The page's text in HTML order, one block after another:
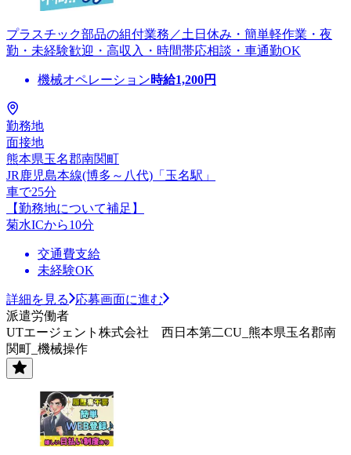
プラスチック部品の組付業務／土日休み・簡単軽作業・夜
勤・未経験歓迎・高収入・時間帯応相談・車通勤OK
機械オペレーション時給1,200円
勤務地
面接地
熊本県玉名郡南関町
JR鹿児島本線(博多～八代)「玉名駅」
車で25分
【勤務地について補足】
菊水ICから10分
交通費支給
未経験OK
詳細を見る
応募画面に進む
派遣労働者
UTエージェント株式会社 西日本第二CU_熊本県玉名郡南
関町_機械操作